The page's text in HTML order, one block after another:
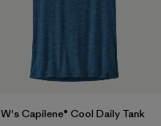
W's Capilene® Cool Daily Tank